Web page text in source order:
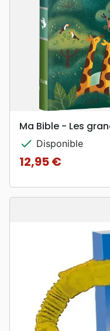
Ma Bible - Les
check Disponible
Prix
12,95 €